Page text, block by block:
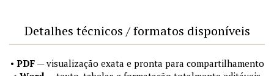
Detalhes técnicos / formatos disponíveis
• PDF— visualização exata e pronta para compartilhamento